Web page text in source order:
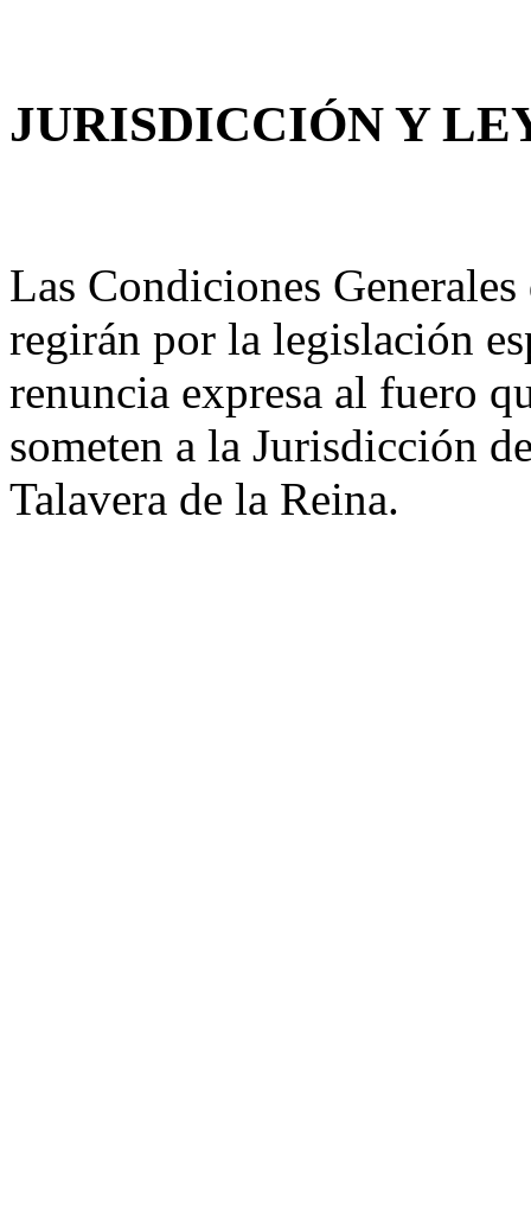
JURISDICCIÓN Y
Las Condiciones
regirán por la legislación
renuncia expresa al fuero
someten a la Jurisdicción
Talavera de la Reina.